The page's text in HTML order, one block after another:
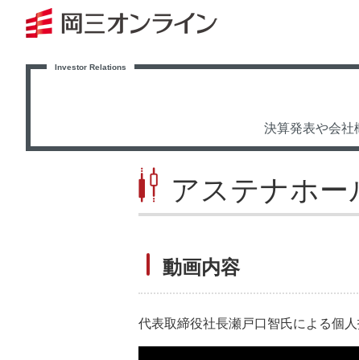
決算発表や会社
アステナホー
動画内容
代表取締役社長瀬戸口智氏による個